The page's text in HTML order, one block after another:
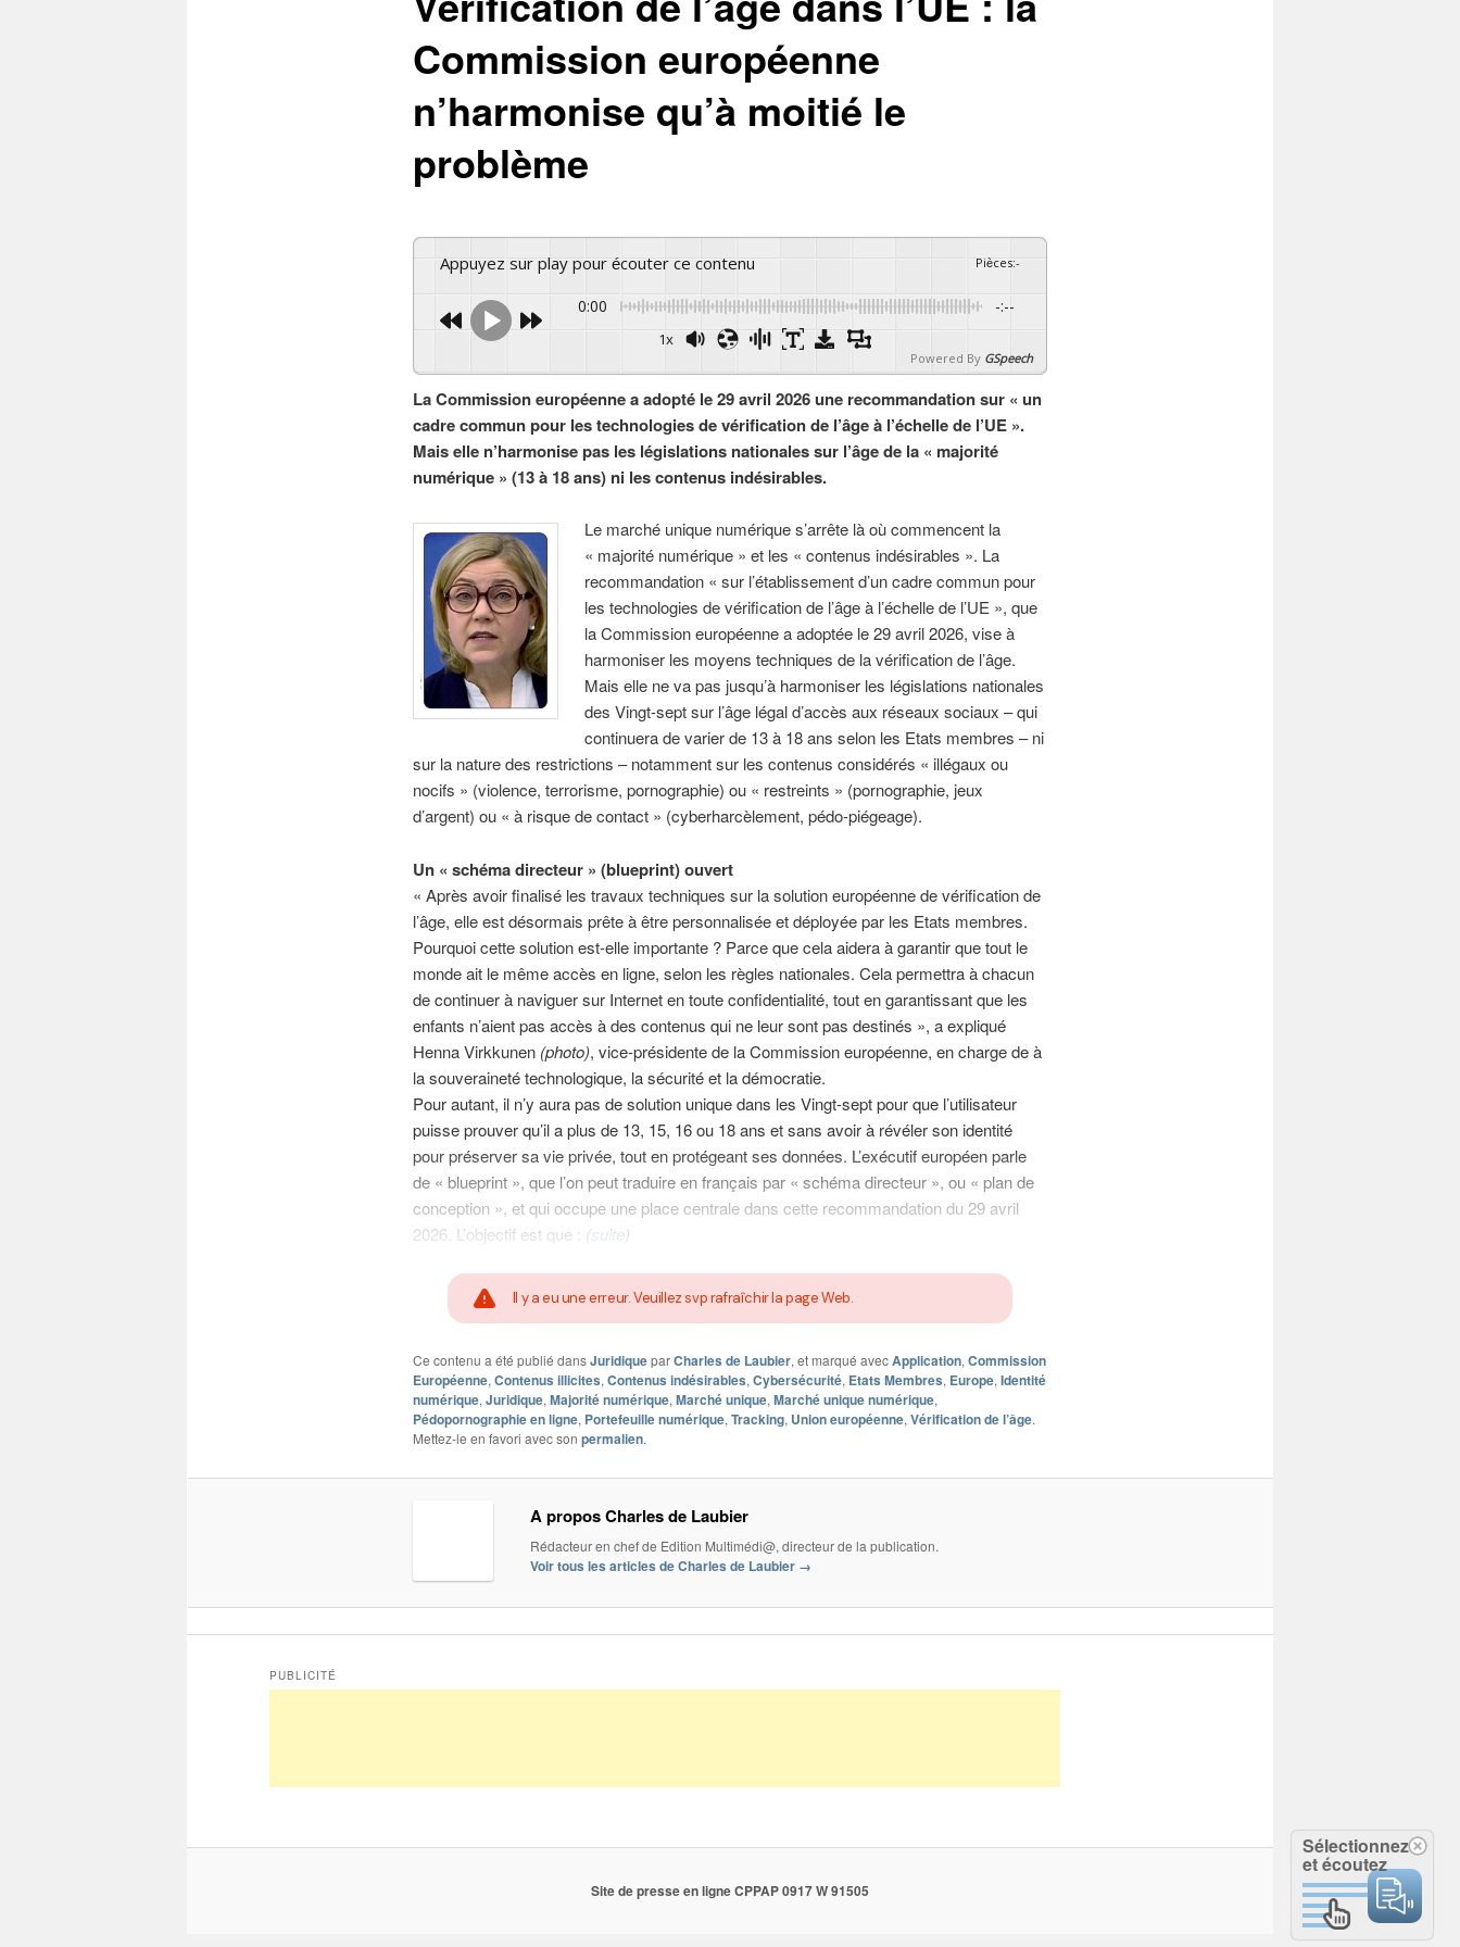
Commission européenne
n’harmonise qu’à moitié le
problème
Appuyez sur play pour écouter ce contenu Pièces:-
0:00 -:--
1x
Powered By GSpeech
La Commission européenne a adopté le 29 avril 2026 une recommandation sur « un
cadre commun pour les technologies de vérification de l’âge à l’échelle de l’UE ».
Mais elle n’harmonise pas les législations nationales sur l’âge de la « majorité
numérique » (13 à 18 ans) ni les contenus indésirables.
Le marché unique numérique s’arrête là où commencent la
« majorité numérique » et les « contenus indésirables ». La
recommandation « sur l’établissement d’un cadre commun pour
les technologies de vérification de l’âge à l’échelle de l’UE », que
la Commission européenne a adoptée le 29 avril 2026, vise à
harmoniser les moyens techniques de la vérification de l’âge.
Mais elle ne va pas jusqu’à harmoniser les législations nationales
des Vingt-sept sur l’âge légal d’accès aux réseaux sociaux – qui
continuera de varier de 13 à 18 ans selon les Etats membres – ni
sur la nature des restrictions – notamment sur les contenus considérés « illégaux ou
nocifs » (violence, terrorisme, pornographie) ou « restreints » (pornographie, jeux
d’argent) ou « à risque de contact » (cyberharcèlement, pédo-piégeage).
Un « schéma directeur » (blueprint) ouvert
« Après avoir finalisé les travaux techniques sur la solution européenne de vérification de
l’âge, elle est désormais prête à être personnalisée et déployée par les Etats membres.
Pourquoi cette solution est-elle importante ? Parce que cela aidera à garantir que tout le
monde ait le même accès en ligne, selon les règles nationales. Cela permettra à chacun
de continuer à naviguer sur Internet en toute confidentialité, tout en garantissant que les
enfants n’aient pas accès à des contenus qui ne leur sont pas destinés », a expliqué
Henna Virkkunen (photo), vice-présidente de la Commission européenne, en charge de à
la souveraineté technologique, la sécurité et la démocratie.
Pour autant, il n’y aura pas de solution unique dans les Vingt-sept pour que l’utilisateur
puisse prouver qu’il a plus de 13, 15, 16 ou 18 ans et sans avoir à révéler son identité
pour préserver sa vie privée, tout en protégeant ses données. L’exécutif européen parle
de « blueprint », que l’on peut traduire en français par « schéma directeur », ou « plan de
conception », et qui occupe une place centrale dans cette recommandation du 29 avril
2026. L’objectif est que : (suite)
Il y a eu une erreur. Veuillez svp rafraîchir la page Web.
Ce contenu a été publié dansJuridiqueparCharles de Laubier, et marqué avecApplication, Commission
Européenne, Contenus illicites, Contenus indésirables, Cybersécurité, Etats Membres, Europe, Identité
numérique, Juridique, Majorité numérique, Marché unique, Marché unique numérique,
Pédopornographie en ligne, Portefeuille numérique, Tracking, Union européenne, Vérification de l’âge.
Mettez-le en favori avec son permalien.
A propos Charles de Laubier
Rédacteur en chef de Edition Multimédi@, directeur de la publication.
Voir tous les articles de Charles de Laubier →
PUBLICITÉ
Site de presse en ligne CPPAP 0917 W 91505
Sélectionnez
et écoutez